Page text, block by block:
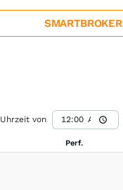
Uhrzeit von
Perf.